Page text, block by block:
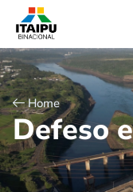
Home
Defeso e